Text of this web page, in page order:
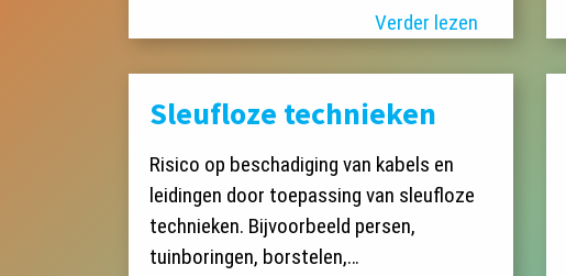
Verder lezen
Sleufloze technieken
Risico op beschadiging van kabels en
leidingen door toepassing van sleufloze
technieken. Bijvoorbeeld persen,
tuinboringen, borstelen,…